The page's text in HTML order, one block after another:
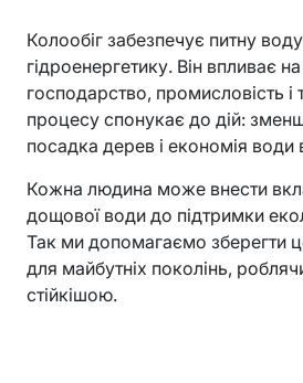
Колообіг забезпечує питну
гідроенергетику. Він впливає
господарство, промисловість і
процесу спонукає до дій:
посадка дерев і економія води
Кожна людина може внести
дощової води до підтримки
Так ми допомагаємо зберегти
для майбутніх поколінь,
стійкішою.